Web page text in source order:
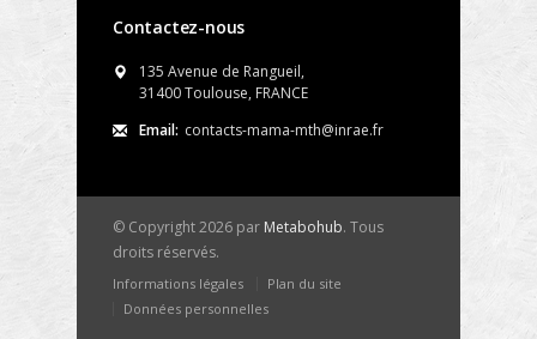
Contactez-nous
135 Avenue de Rangueil,
31400 Toulouse, FRANCE
Email: contacts-mama-mth@inrae.fr
© Copyright 2026 par Metabohub. Tous
droits réservés.
Informations légales
Plan du site
Données personnelles